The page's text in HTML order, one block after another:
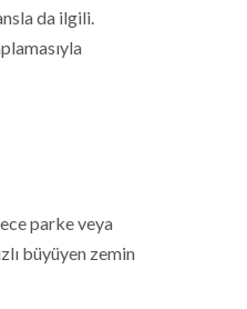
da ilgili.
parke veya
büyüyen zemin